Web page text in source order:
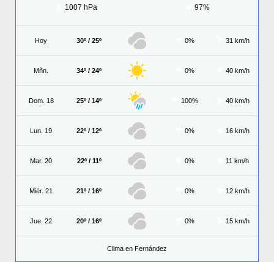
1007 hPa 97%
Hoy 30º / 25º 0% 31 km/h
Mñn. 34º / 24º 0% 40 km/h
Dom. 18 25º / 14º 100% 40 km/h
Lun. 19 22º / 12º 0% 16 km/h
Mar. 20 22º / 11º 0% 11 km/h
Miér. 21 21º / 16º 0% 12 km/h
Jue. 22 20º / 16º 0% 15 km/h
Clima en Fernández